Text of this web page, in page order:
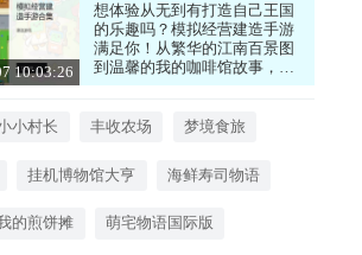
10:03:26
想体验从无到有打造自己王国
的乐趣吗？模拟经营建造手游
满足你！从繁华的江南百景图
到温馨的我的咖啡馆故事，从
充满童趣的宝宝庄园到充满挑
都能让你化身管理者，规划布
独一无二的专属世界。感兴趣
小村长 丰收农场 梦境食旅
挂机博物馆大亨 海鲜寿司物语
的煎饼摊 萌宅物语国际版